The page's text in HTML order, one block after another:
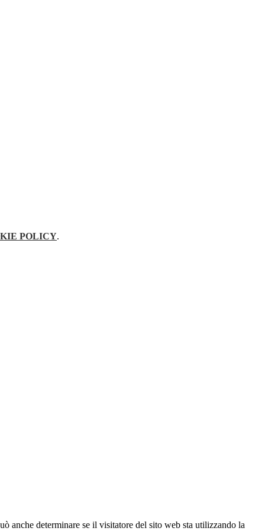
POLICY.
anche determinare se il visitatore del sito web sta utilizzando la